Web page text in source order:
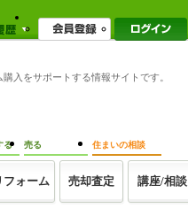
入をサポートする情報サイトです。
る
フォーム
売る
売却査定
住まいの相談
講座/相談